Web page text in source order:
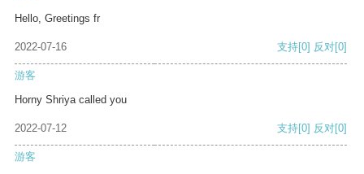
Hello, Greetings fr
2022-07-16 支持[0] 反对[0]
游客
Horny Shriya called you
2022-07-12 支持[0] 反对[0]
游客